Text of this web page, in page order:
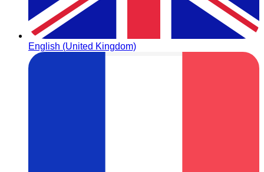
English (United Kingdom)